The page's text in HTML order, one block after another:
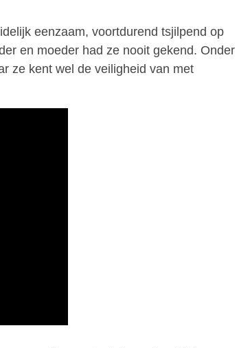
eenzaam, voortdurend tsjilpend op
en moeder had ze nooit gekend. Onder
ze kent wel de veiligheid van met